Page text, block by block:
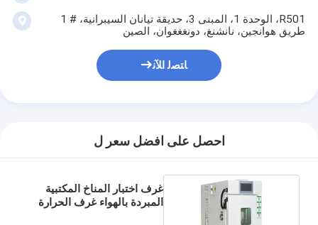
R501، الوحدة 1، المبنى 3، حديقة تيانان السيبرانية، # 1
طريق هوانجين، نانشنغ، دونغغغوان، الصين
ﺎﺘﺼﻟ ﺍﻶﻧ
احصل على افضل سعر ل
غرف اختبار المناخ المكتبية
المبردة بالهواء غرف الحرارة